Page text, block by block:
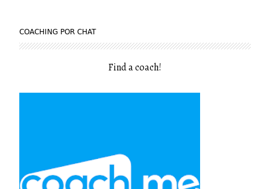
COACHING POR CHAT
Find a coach!